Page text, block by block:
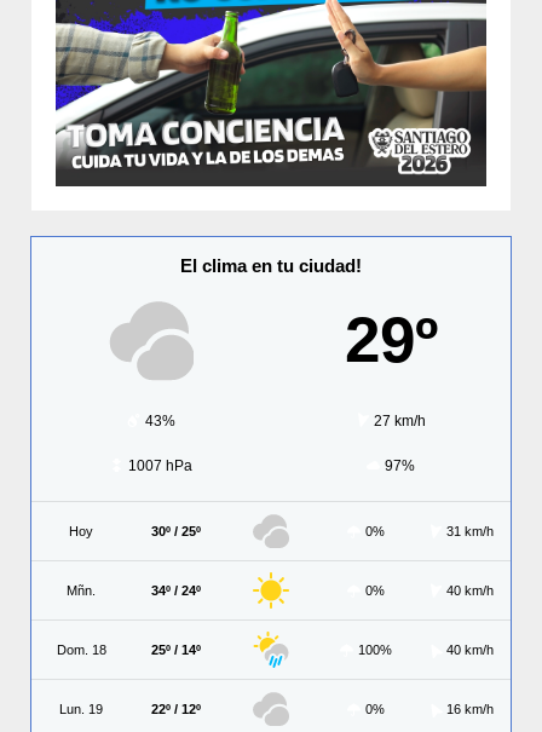
El clima en tu ciudad!
29º
43% 27 km/h
1007 hPa 97%
Hoy 30º / 25º 0% 31 km/h
Mñn. 34º / 24º 0% 40 km/h
Dom. 18 25º / 14º 100% 40 km/h
Lun. 19 22º / 12º 0% 16 km/h